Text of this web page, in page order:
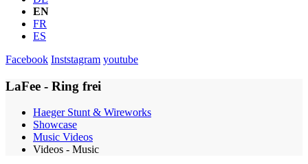
EN
FR
ES
Facebook Inststagram youtube
LaFee - Ring frei
Haeger Stunt & Wireworks
Showcase
Music Videos
Videos - Music